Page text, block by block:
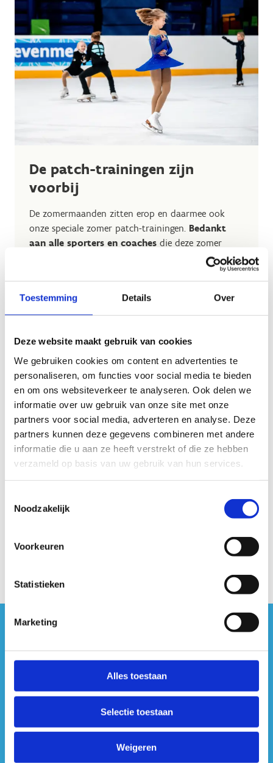
Toestemming Details Over
Deze website maakt gebruik van cookies
We gebruiken cookies om content en advertenties te
personaliseren, om functies voor social media te bieden
en om ons websiteverkeer te analyseren. Ook delen we
informatie over uw gebruik van onze site met onze
partners voor social media, adverteren en analyse. Deze
partners kunnen deze gegevens combineren met andere
informatie die u aan ze heeft verstrekt of die ze hebben
verzameld op basis van uw gebruik van hun services.
Noodzakelijk
Voorkeuren
Statistieken
Marketing
Alles toestaan
Selectie toestaan
Weigeren
De patch-trainingen zijn
voorbij
De zomermaanden zitten erop en daarmee ook
onze speciale zomer patch-trainingen. Bedankt
aan alle sporters en coaches die deze zomer
hebben getraind en genoten van gefocuste ijstijd.
Wil je graag op de hoogte blijven van nieuwe
trainingen? Laat dan je e-mailadres achter.
Hou mij op de
hoogte van
nieuwe patch-
trainingen
Heb je nog een vraag? Contacteer ons
#sportersbelevenmeer
ook op sociale media